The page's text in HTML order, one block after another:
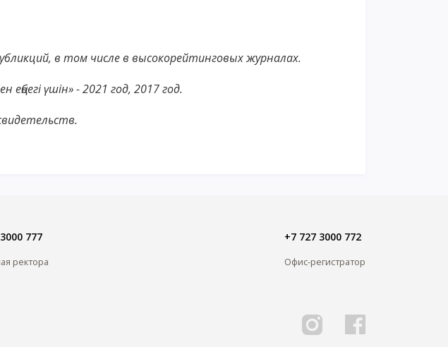
в том числе в высокорейтинговых журналах.
еңбегі үшін» - 2021 год, 2017 год.
777
ректора
+7 727 3000 772
Офис-регистратор